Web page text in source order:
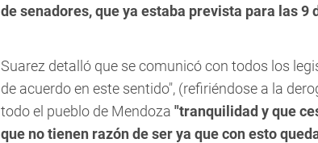
de senadores, que ya estaba prevista para las 9
Suarez detalló que se comunicó con todos los
de acuerdo en este sentido", (refiriéndose a la
todo el pueblo de Mendoza "tranquilidad y que
que no tienen razón de ser ya que con esto